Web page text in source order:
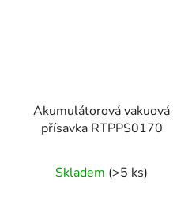
Akumulátorová vakuová
přísavka RTPPS0170
Skladem (>5 ks)